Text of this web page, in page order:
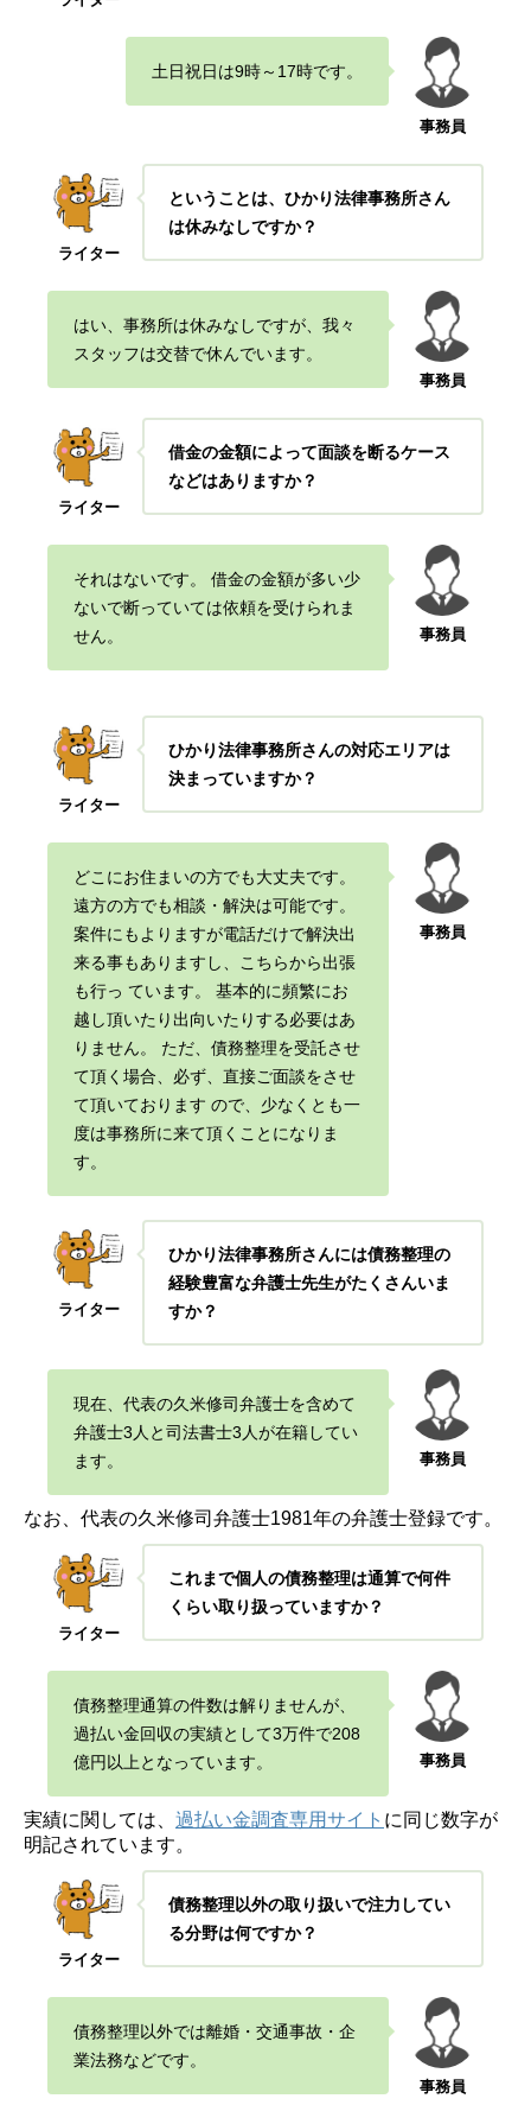
事務員
土日祝日は9時～17時です。
ライター
ということは、ひかり法律事務所さん
は休みなしですか？
事務員
はい、事務所は休みなしですが、我々
スタッフは交替で休んでいます。
ライター
借金の金額によって面談を断るケース
などはありますか？
事務員
それはないです。 借金の金額が多い少
ないで断っていては依頼を受けられま
せん。
ライター
ひかり法律事務所さんの対応エリアは
決まっていますか？
事務員
どこにお住まいの方でも大丈夫です。
遠方の方でも相談・解決は可能です。
案件にもよりますが電話だけで解決出
来る事もありますし、こちらから出張
も行っ ています。 基本的に頻繁にお
越し頂いたり出向いたりする必要はあ
りません。 ただ、債務整理を受託させ
て頂く場合、必ず、直接ご面談をさせ
て頂いております ので、少なくとも一
度は事務所に来て頂くことになりま
す。
ライター
ひかり法律事務所さんには債務整理の
経験豊富な弁護士先生がたくさんいま
すか？
事務員
現在、代表の久米修司弁護士を含めて
弁護士3人と司法書士3人が在籍してい
ます。
なお、代表の久米修司弁護士1981年の弁護士登録です。
ライター
これまで個人の債務整理は通算で何件
くらい取り扱っていますか？
事務員
債務整理通算の件数は解りませんが、
過払い金回収の実績として3万件で208
億円 以上となっています。
実績に関しては、 過払い金調査専用サイト に同じ数字が
明記されています。
ライター
債務整理以外の取り扱いで注力してい
る分野は何ですか？
事務員
債務整理以外では離婚・交通事故・企
業法務などです。